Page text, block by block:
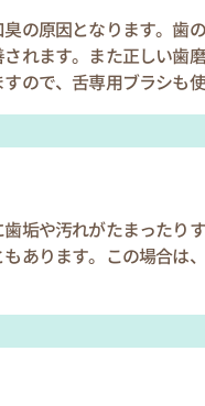
の原因となります。歯
れます。また正しい歯
ので、舌専用ブラシも
垢や汚れがたまったり
あります。この場合は